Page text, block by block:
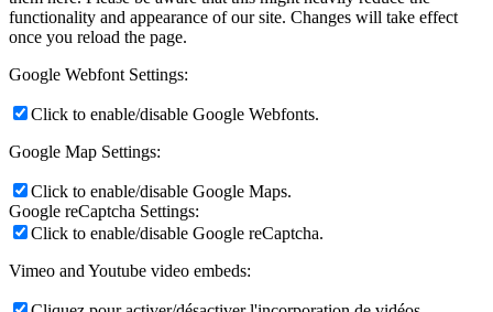
functionality and appearance of our site. Changes will take effect
once you reload the page.
Google Webfont Settings:
Click to enable/disable Google Webfonts.
Google Map Settings:
Click to enable/disable Google Maps.
Google reCaptcha Settings:
Click to enable/disable Google reCaptcha.
Vimeo and Youtube video embeds: